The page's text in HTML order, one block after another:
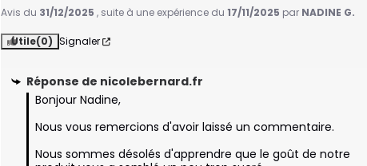
Avis du 31/12/2025 , suite à une expérience du 17/11/2025 par NADINE G.
Utile(0) Signaler
Réponse de nicolebernard.fr
Bonjour Nadine,
Nous vous remercions d'avoir laissé un commentaire.
Nous sommes désolés d'apprendre que le goût de notre